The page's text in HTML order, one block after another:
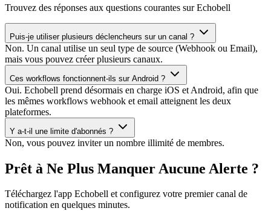
Trouvez des réponses aux questions courantes sur Echobell
Puis-je utiliser plusieurs déclencheurs sur un canal ?
Non. Un canal utilise un seul type de source (Webhook ou Email),
mais vous pouvez créer plusieurs canaux.
Ces workflows fonctionnent-ils sur Android ?
Oui. Echobell prend désormais en charge iOS et Android, afin que
les mêmes workflows webhook et email atteignent les deux
plateformes.
Y a-t-il une limite d'abonnés ?
Non, vous pouvez inviter un nombre illimité de membres.
Prêt à Ne Plus Manquer Aucune Alerte ?
Téléchargez l'app Echobell et configurez votre premier canal de
notification en quelques minutes.